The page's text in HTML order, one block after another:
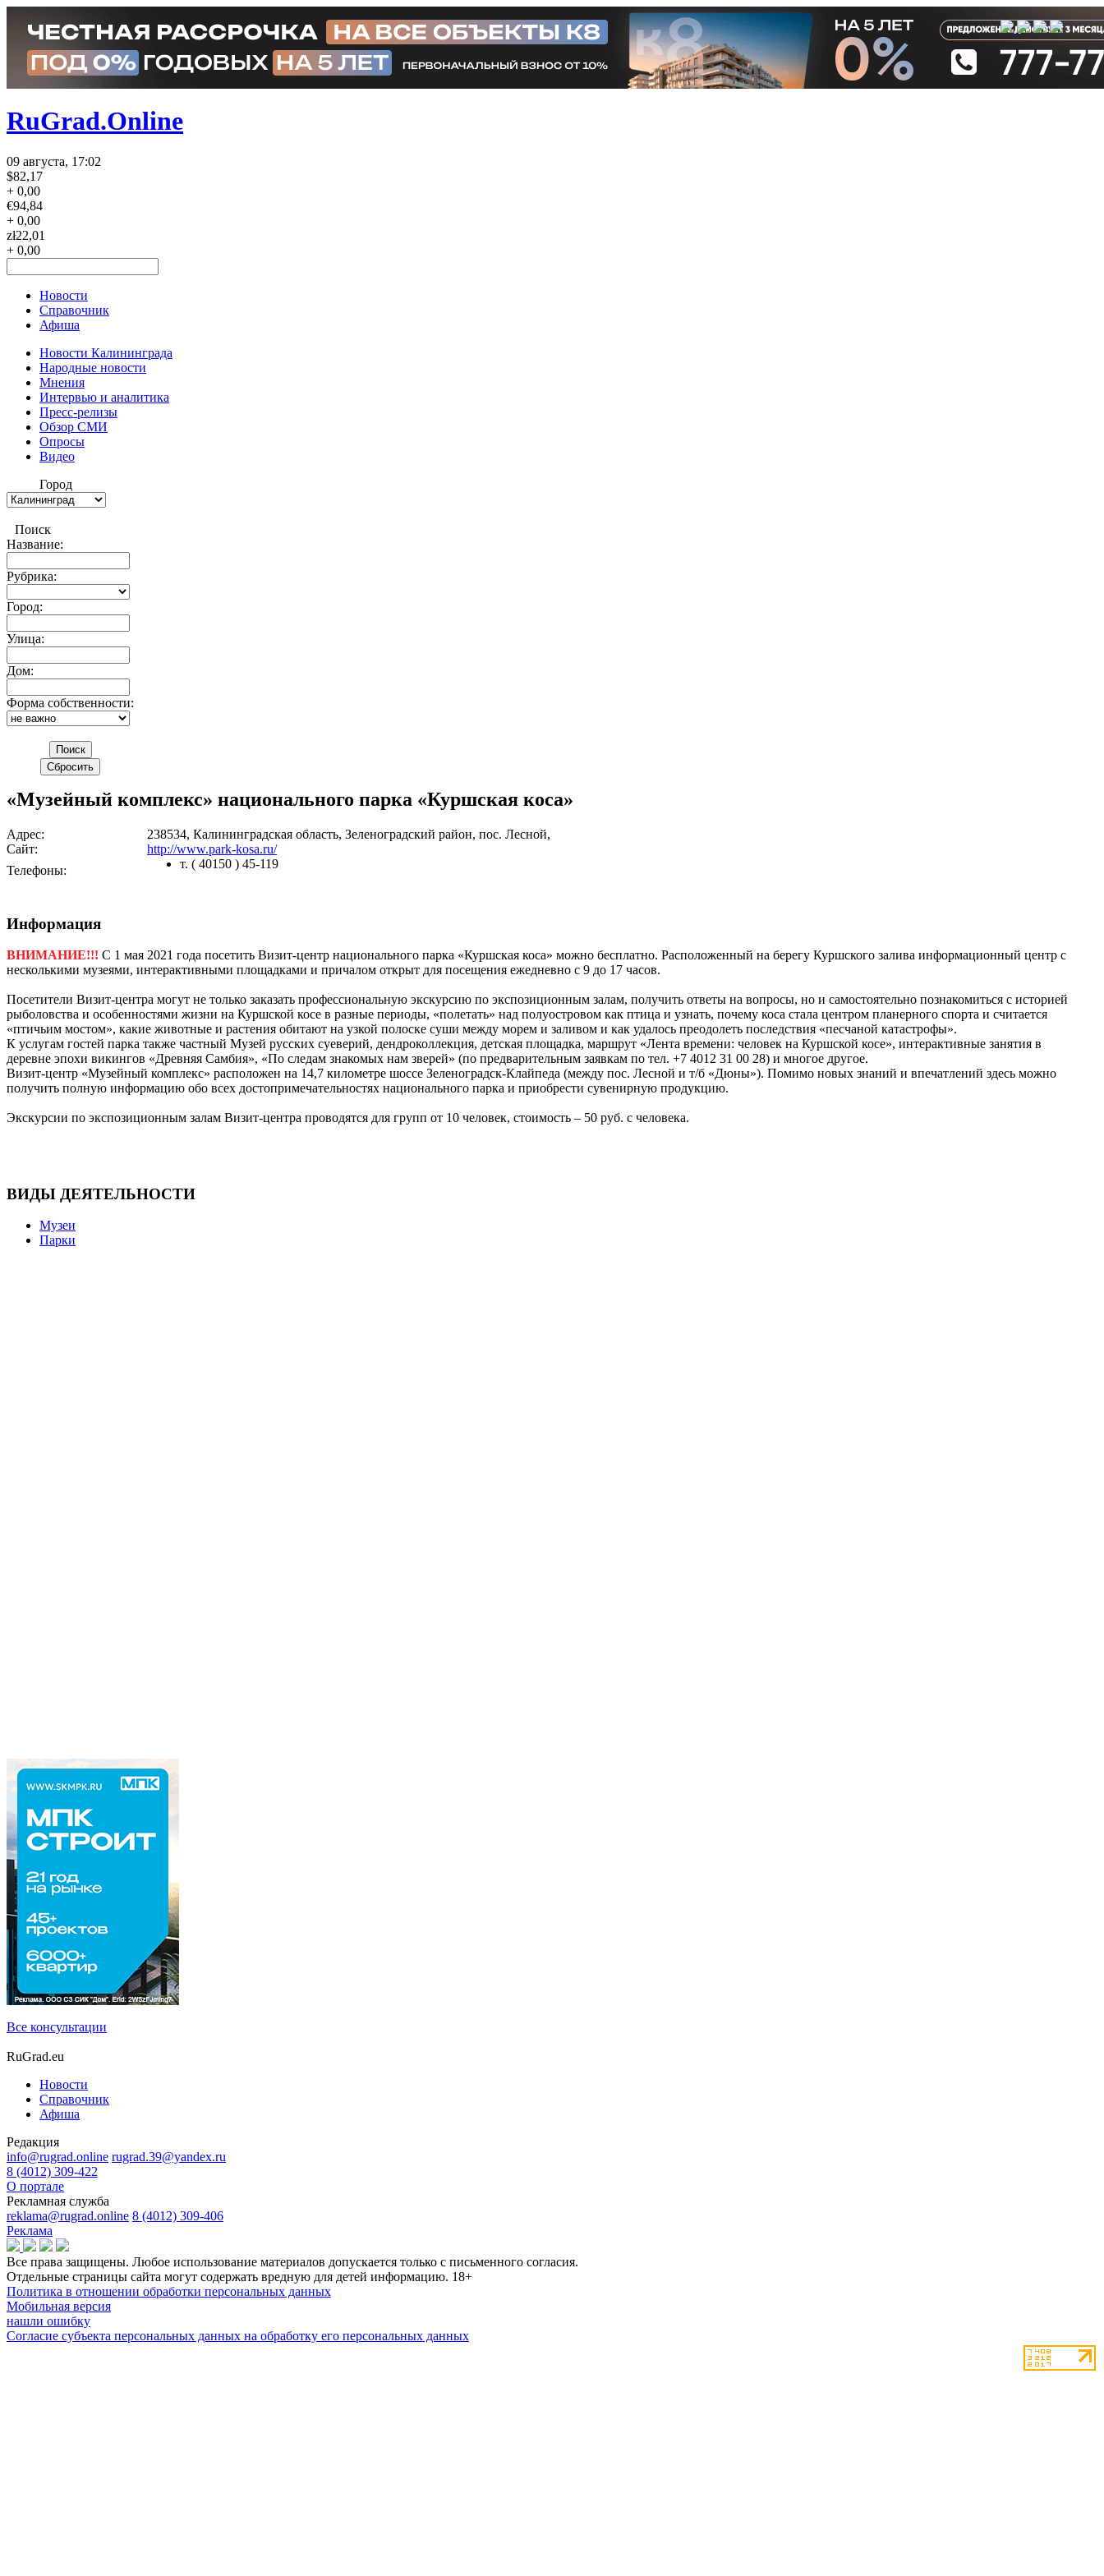
RuGrad.Online
09 августа, 17:02
$82,17
+ 0,00
€94,84
+ 0,00
zł22,01
+ 0,00
Новости
Справочник
Афиша
Новости Калининграда
Народные новости
Мнения
Интервью и аналитика
Пресс-релизы
Обзор СМИ
Опросы
Видео
Город
Поиск
Название:
Рубрика:
Город:
Улица:
Дом:
Форма собственности:
«Музейный комплекс» национального парка «Куршская коса»
Адрес:
238534, Калининградская область, Зеленоградский район, пос. Лесной,
Сайт:
http://www.park-kosa.ru/
Телефоны:
т. ( 40150 ) 45-119
Информация
ВНИМАНИЕ!!! С 1 мая 2021 года посетить Визит-центр национального парка «Куршская коса» можно бесплатно. Расположенный на берегу Куршского залива информационный центр с
несколькими музеями, интерактивными площадками и причалом открыт для посещения ежедневно с 9 до 17 часов.
Посетители Визит-центра могут не только заказать профессиональную экскурсию по экспозиционным залам, получить ответы на вопросы, но и самостоятельно познакомиться с историей
рыболовства и особенностями жизни на Куршской косе в разные периоды, «полетать» над полуостровом как птица и узнать, почему коса стала центром планерного спорта и считается
«птичьим мостом», какие животные и растения обитают на узкой полоске суши между морем и заливом и как удалось преодолеть последствия «песчаной катастрофы».
К услугам гостей парка также частный Музей русских суеверий, дендроколлекция, детская площадка, маршрут «Лента времени: человек на Куршской косе», интерактивные занятия в
деревне эпохи викингов «Древняя Самбия», «По следам знакомых нам зверей» (по предварительным заявкам по тел. +7 4012 31 00 28) и многое другое.
Визит-центр «Музейный комплекс» расположен на 14,7 километре шоссе Зеленоградск-Клайпеда (между пос. Лесной и т/б «Дюны»). Помимо новых знаний и впечатлений здесь можно
получить полную информацию обо всех достопримечательностях национального парка и приобрести сувенирную продукцию.
Экскурсии по экспозиционным залам Визит-центра проводятся для групп от 10 человек, стоимость – 50 руб. с человека.
ВИДЫ ДЕЯТЕЛЬНОСТИ
Музеи
Парки
Все консультации
RuGrad.eu
Новости
Справочник
Афиша
Редакция
info@rugrad.online rugrad.39@yandex.ru
8 (4012) 309-422
О портале
Рекламная служба
reklama@rugrad.online 8 (4012) 309-406
Реклама
Все права защищены. Любое использование материалов допускается только с письменного согласия.
Отдельные страницы сайта могут содержать вредную для детей информацию. 18+
Политика в отношении обработки персональных данных
Мобильная версия
нашли ошибку
Согласие субъекта персональных данных на обработку его персональных данных